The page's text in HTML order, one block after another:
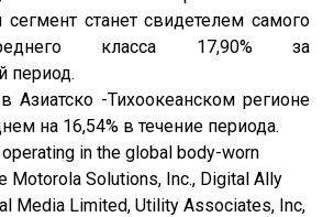
станет свидетелем самого
класса 17,90% за
период.
Азиатско -Тихоокеанском регионе
на 16,54% в течение периода.
in the global body-worn
Motorola Solutions, Inc., Digital Ally
Media Limited, Utility Associates, Inc,